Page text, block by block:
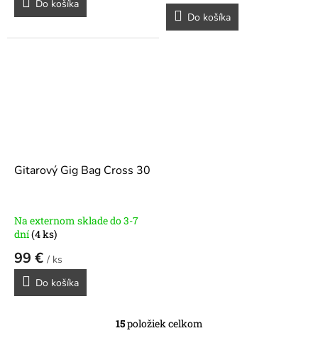
Do košíka
Do košíka
Gitarový Gig Bag Cross 30
Na externom sklade do 3-7
dní(4 ks)
99 € / ks
Do košíka
O
15položiek celkom